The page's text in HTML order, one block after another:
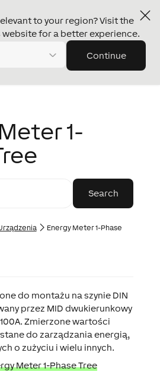
to your region? Visit the
website for a better experience.
Continue
1-
Energy Meter 1-Phase
do montażu na szynie DIN
przez MID dwukierunkowy
Zmierzone wartości
do zarządzania energią,
o zużyciu i wielu innych.
Meter 1-Phase Tree